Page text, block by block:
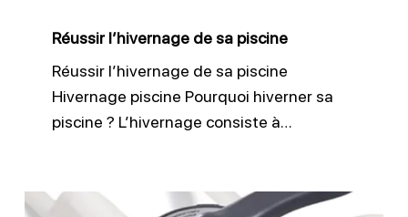
Réussir l’hivernage de sa piscine
Réussir l’hivernage de sa piscine
Hivernage piscine Pourquoi hiverner sa
piscine ? L’hivernage consiste à…
Comment